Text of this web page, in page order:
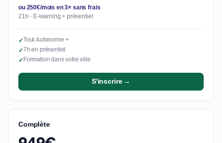
ou 250€/mois en 3× sans frais
21h · E-learning + présentiel
✓Tout Autonomie +
✓7h en présentiel
✓Formation dans votre ville
S'inscrire →
Complète